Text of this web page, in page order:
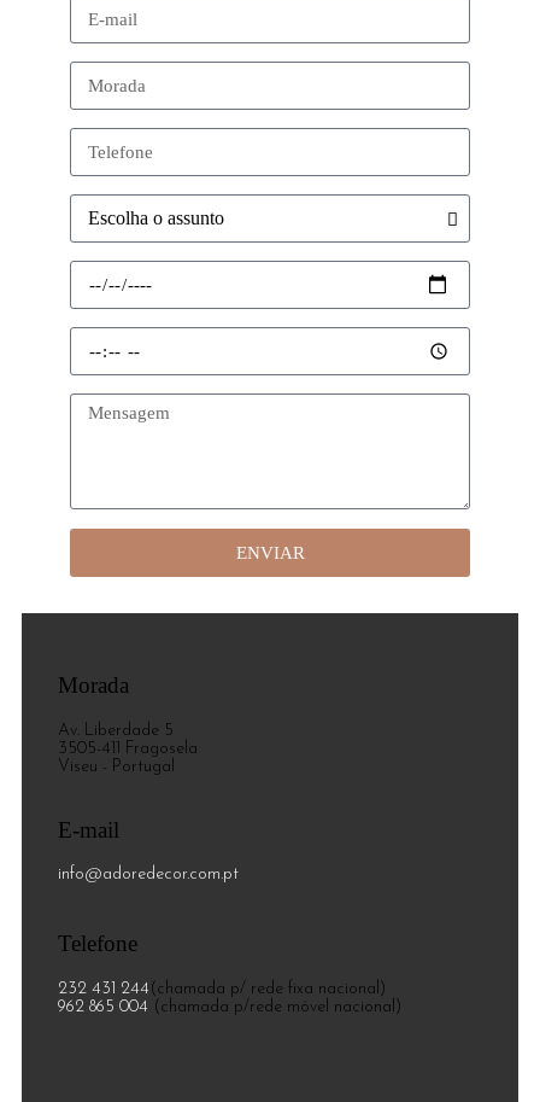
ENVIAR
Morada
Av. Liberdade 5
3505-411 Fragosela
Viseu - Portugal
E-mail
info@adoredecor.com.pt
Telefone
232 431 244 (chamada p/ rede fixa nacional)
962 865 004 (chamada p/rede móvel nacional)